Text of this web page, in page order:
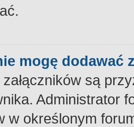
mogę dodawać
są
Administrator
w określonym